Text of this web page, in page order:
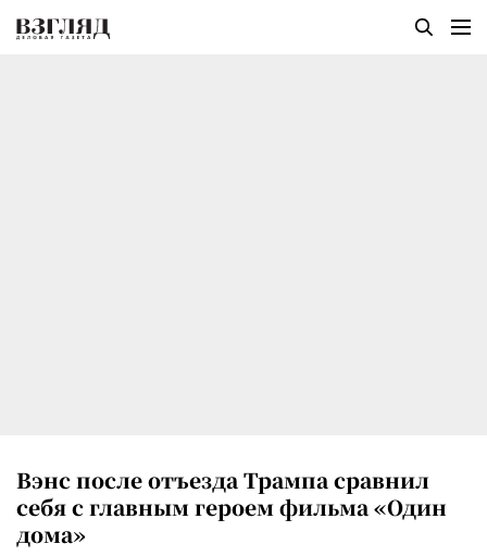
Вэнс после отъезда Трампа сравнил
себя с главным героем фильма «Один
дома»